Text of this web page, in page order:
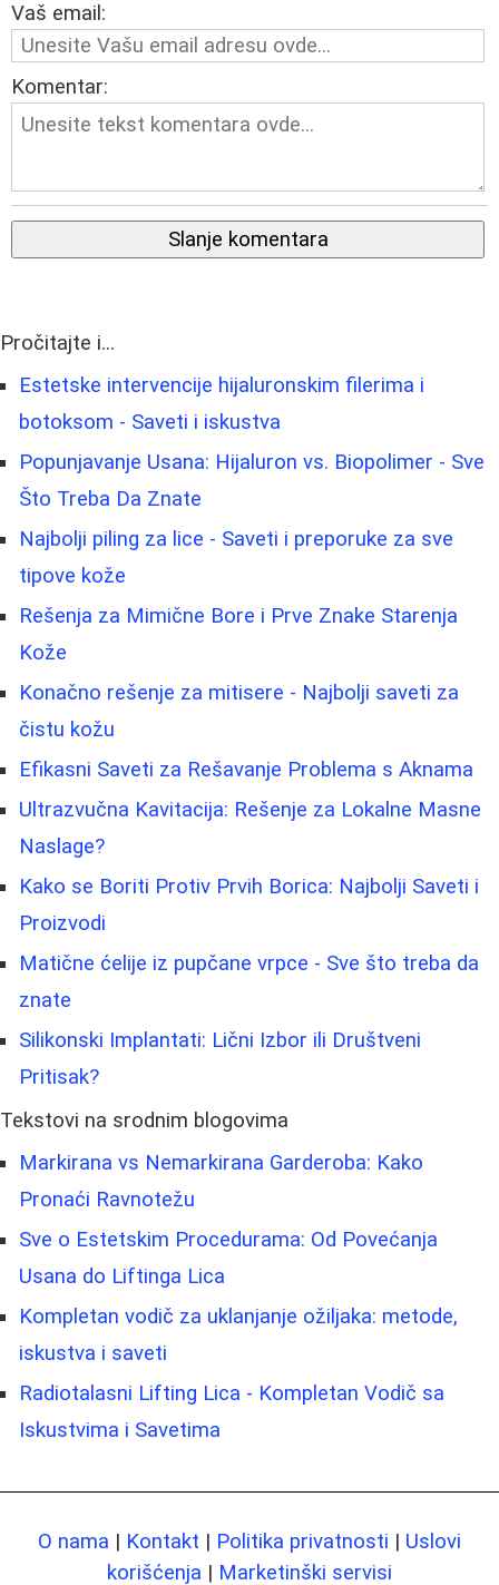
Vaš email:
Komentar:
Slanje komentara
Pročitajte i...
Estetske intervencije hijaluronskim filerima i
botoksom - Saveti i iskustva
Popunjavanje Usana: Hijaluron vs. Biopolimer - Sve
Što Treba Da Znate
Najbolji piling za lice - Saveti i preporuke za sve
tipove kože
Rešenja za Mimične Bore i Prve Znake Starenja
Kože
Konačno rešenje za mitisere - Najbolji saveti za
čistu kožu
Efikasni Saveti za Rešavanje Problema s Aknama
Ultrazvučna Kavitacija: Rešenje za Lokalne Masne
Naslage?
Kako se Boriti Protiv Prvih Borica: Najbolji Saveti i
Proizvodi
Matične ćelije iz pupčane vrpce - Sve što treba da
znate
Silikonski Implantati: Lični Izbor ili Društveni
Pritisak?
Tekstovi na srodnim blogovima
Markirana vs Nemarkirana Garderoba: Kako
Pronaći Ravnotežu
Sve o Estetskim Procedurama: Od Povećanja
Usana do Liftinga Lica
Kompletan vodič za uklanjanje ožiljaka: metode,
iskustva i saveti
Radiotalasni Lifting Lica - Kompletan Vodič sa
Iskustvima i Savetima
O nama | Kontakt | Politika privatnosti | Uslovi
korišćenja | Marketinški servisi